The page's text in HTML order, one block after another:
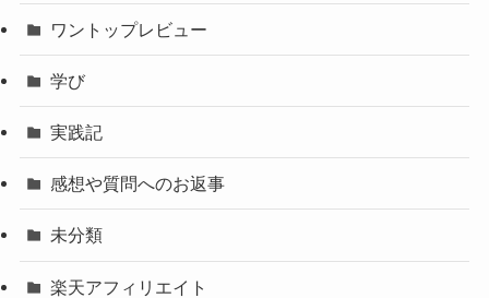
ワントップレビュー
学び
実践記
感想や質問へのお返事
未分類
楽天アフィリエイト